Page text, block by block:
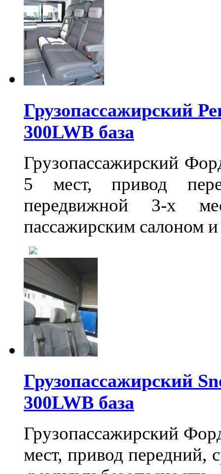
Грузопассажирский
300LWB база
Грузопассажирский
5 мест, привод
передвижной 3-х
пассажирским салоном
Грузопассажирский
300LWB база
Грузопассажирский
мест, привод передний,